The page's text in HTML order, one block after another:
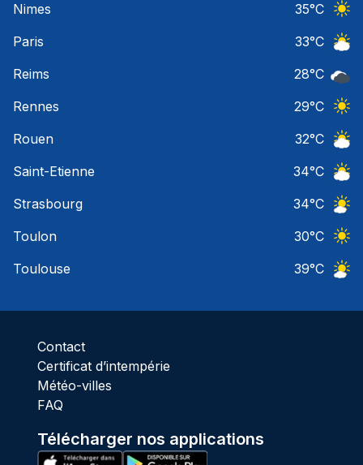
Nimes
35°C
Paris
33°C
Reims
28°C
Rennes
29°C
Rouen
32°C
Saint-Etienne
34°C
Strasbourg
34°C
Toulon
30°C
Toulouse
39°C
Contact
Certificat d’intempérie
Météo-villes
FAQ
Télécharger nos applications